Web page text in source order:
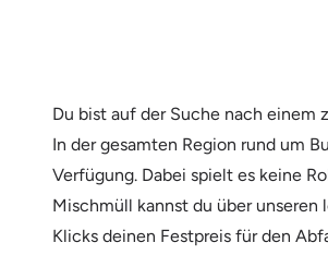
Du bist auf der Suche nach einem
In der gesamten Region rund um
Verfügung. Dabei spielt es keine
Mischmüll kannst du über
Klicks deinen Festpreis für den